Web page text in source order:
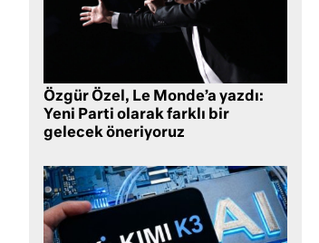
Özgür Özel, Le Monde’a yazdı:
Yeni Parti olarak farklı bir
gelecek öneriyoruz